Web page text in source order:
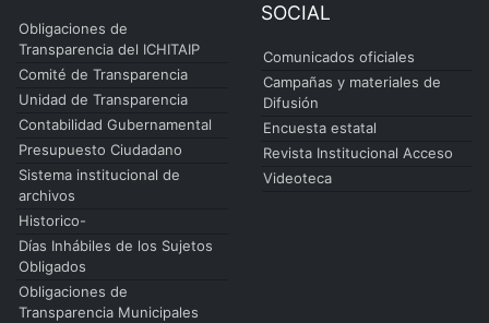
Obligaciones de
Transparencia del ICHITAIP
Comité de Transparencia
Unidad de Transparencia
Contabilidad Gubernamental
Presupuesto Ciudadano
Sistema institucional de
archivos
Historico-
Días Inhábiles de los Sujetos
Obligados
Obligaciones de
Transparencia Municipales
SOCIAL
Comunicados oficiales
Campañas y materiales de
Difusión
Encuesta estatal
Revista Institucional Acceso
Videoteca